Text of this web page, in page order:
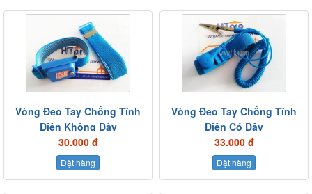
Vòng Đeo Tay Chống Tĩnh
Điện Không Dây
30.000 đ
Đặt hàng
Vòng Đeo Tay Chống Tĩnh
Điện Có Dây
33.000 đ
Đặt hàng